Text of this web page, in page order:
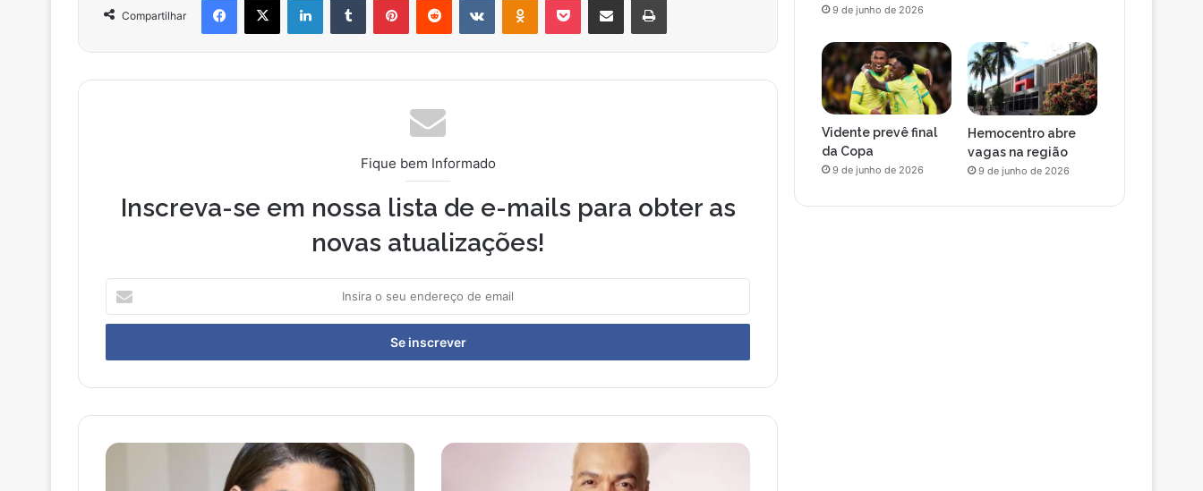
Compartilhar
Fique bem Informado
Inscreva-se em nossa lista de e-mails para obter as
novas atualizações!
s
r
s
uB
B
9 de junho de 2026
Vidente prevê final
da Copa
9 de junho de 2026
Hemocentro abre
vagas na região
9 de junho de 2026